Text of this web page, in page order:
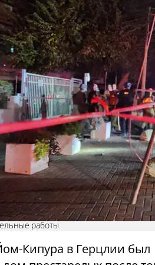
работы
Кипура в Герцлии был